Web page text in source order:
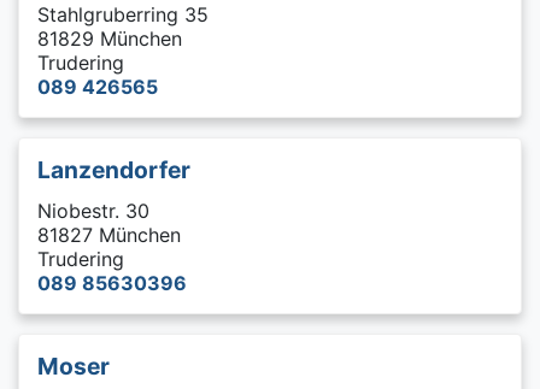
Stahlgruberring 35
81829 München
Trudering
089 426565
Lanzendorfer
Niobestr. 30
81827 München
Trudering
089 85630396
Moser